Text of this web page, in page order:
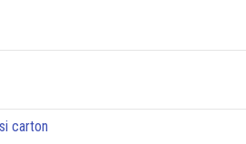
carton